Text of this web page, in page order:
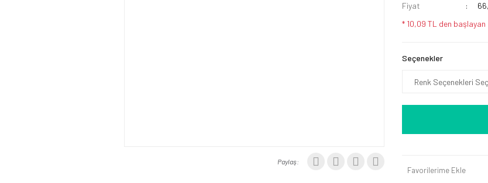
Paylaş:
Fiyat
* 10,09 TL den
Seçenekler
Favorilerime Ekle